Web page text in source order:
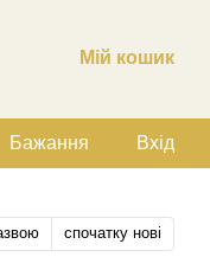
Мій кошик
Бажання Вхід
спочатку нові